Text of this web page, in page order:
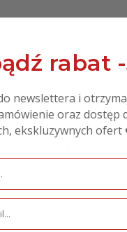
Ramka serduszka
dodatkowe
dodatkowe
rabat -
newslettera i
oraz dostęp
ekskluzywnych